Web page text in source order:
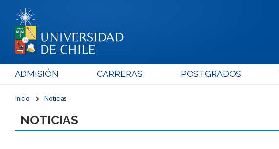
ADMISIÓN CARRERAS POSTGRADOS
Inicio Noticias
NOTICIAS